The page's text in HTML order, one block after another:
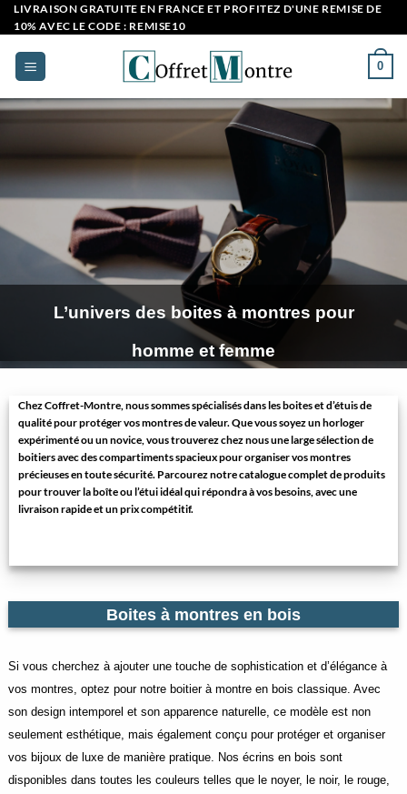
Passer
au
contenu
LIVRAISON GRATUITE EN FRANCE ET PROFITEZ D'UNE REMISE DE
10% AVEC LE CODE : REMISE10
0
L’univers des boites à montres pour
homme et femme
Chez Coffret-Montre, nous sommes spécialisés dans les boites et d’étuis de
qualité pour protéger vos montres de valeur. Que vous soyez un horloger
expérimenté ou un novice, vous trouverez chez nous une large sélection de
boitiers avec des compartiments spacieux pour organiser vos montres
précieuses en toute sécurité. Parcourez notre catalogue complet de produits
pour trouver la boîte ou l’étui idéal qui répondra à vos besoins, avec une
livraison rapide et un prix compétitif.
Boites à montres en bois
Si vous cherchez à ajouter une touche de sophistication et d’élégance à
vos montres, optez pour notre boitier à montre en bois classique. Avec
son design intemporel et son apparence naturelle, ce modèle est non
seulement esthétique, mais également conçu pour protéger et organiser
vos bijoux de luxe de manière pratique. Nos écrins en bois sont
disponibles dans toutes les couleurs telles que le noyer, le noir, le rouge,